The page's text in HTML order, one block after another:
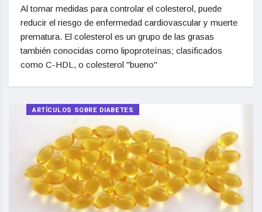
Al tomar medidas para controlar el colesterol, puede
reducir el riesgo de enfermedad cardiovascular y muerte
prematura. El colesterol es un grupo de las grasas
también conocidas como lipoproteínas; clasificados
como C-HDL, o colesterol "bueno"
ARTÍCULOS SOBRE DIABETES